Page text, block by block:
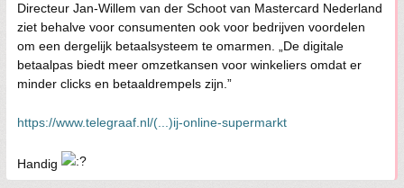
Directeur Jan-Willem van der Schoot van Mastercard Nederland
ziet behalve voor consumenten ook voor bedrijven voordelen
om een dergelijk betaalsysteem te omarmen. „De digitale
betaalpas biedt meer omzetkansen voor winkeliers omdat er
minder clicks en betaaldrempels zijn.”
https://www.telegraaf.nl/(...)ij-online-supermarkt
Handig